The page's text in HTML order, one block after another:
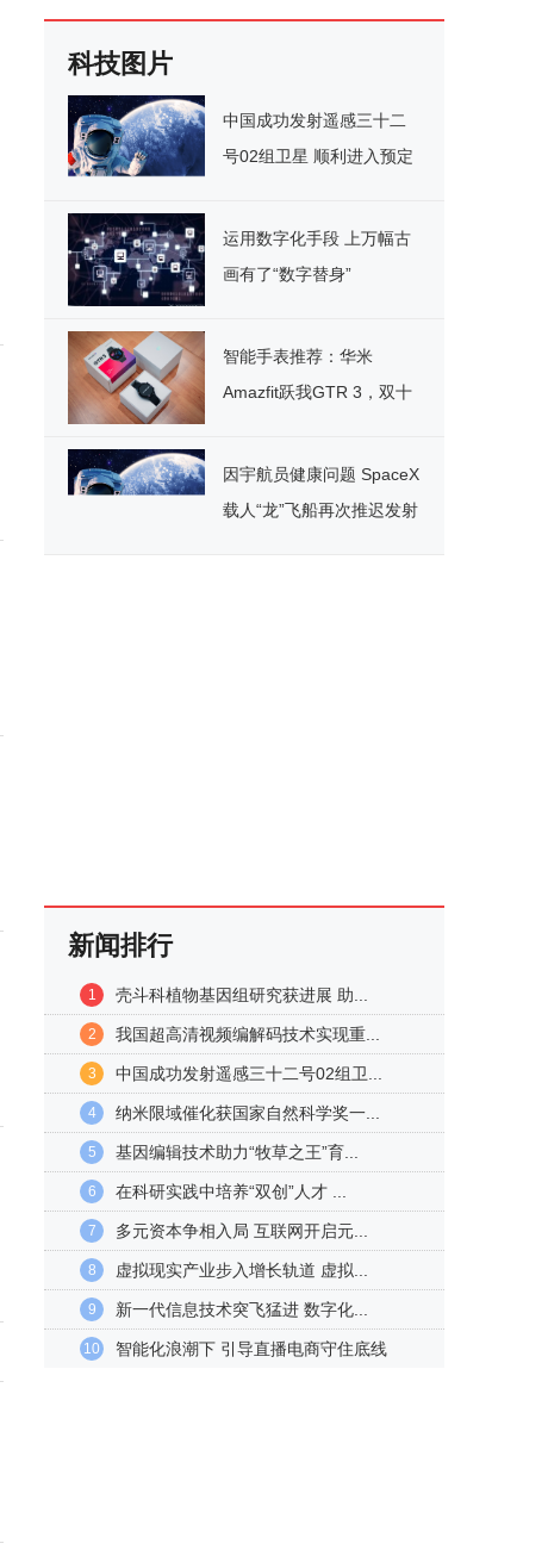
科技图片
中国成功发射遥感三十二
号02组卫星 顺利进入预定
运用数字化手段 上万幅古
画有了“数字替身”
智能手表推荐：华米
Amazfit跃我GTR 3，双十
因宇航员健康问题 SpaceX
载人“龙”飞船再次推迟发射
新闻排行
1 壳斗科植物基因组研究获进展 助...
2 我国超高清视频编解码技术实现重...
3 中国成功发射遥感三十二号02组卫...
4 纳米限域催化获国家自然科学奖一...
5 基因编辑技术助力“牧草之王”育...
6 在科研实践中培养“双创”人才 ...
7 多元资本争相入局 互联网开启元...
8 虚拟现实产业步入增长轨道 虚拟...
9 新一代信息技术突飞猛进 数字化...
10 智能化浪潮下 引导直播电商守住底线